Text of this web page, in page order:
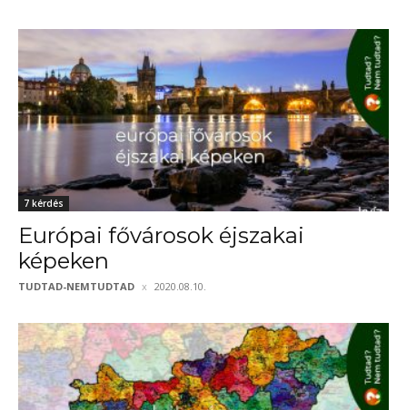
7 kérdés
Európai fővárosok éjszakai
képeken
TUDTAD-NEMTUDTAD 2020.08.10.